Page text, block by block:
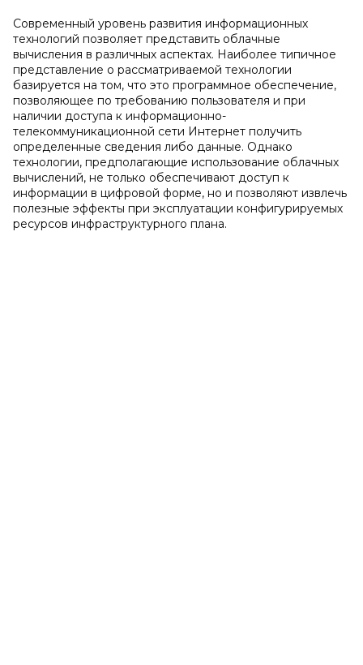
Современный уровень развития информационных
технологий позволяет представить облачные
вычисления в различных аспектах. Наиболее типичное
представление о рассматриваемой технологии
базируется на том, что это программное обеспечение,
позволяющее по требованию пользователя и при
наличии доступа к информационно-
телекоммуникационной сети Интернет получить
определенные сведения либо данные. Однако
технологии, предполагающие использование облачных
вычислений, не только обеспечивают доступ к
информации в цифровой форме, но и позволяют извлечь
полезные эффекты при эксплуатации конфигурируемых
ресурсов инфраструктурного плана.